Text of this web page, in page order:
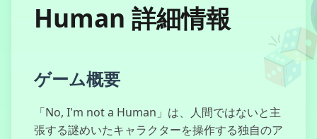
Human 詳細情報
ゲーム概要
「No, I'm not a Human」は、人間ではないと主
張する謎めいたキャラクターを操作する独自のア